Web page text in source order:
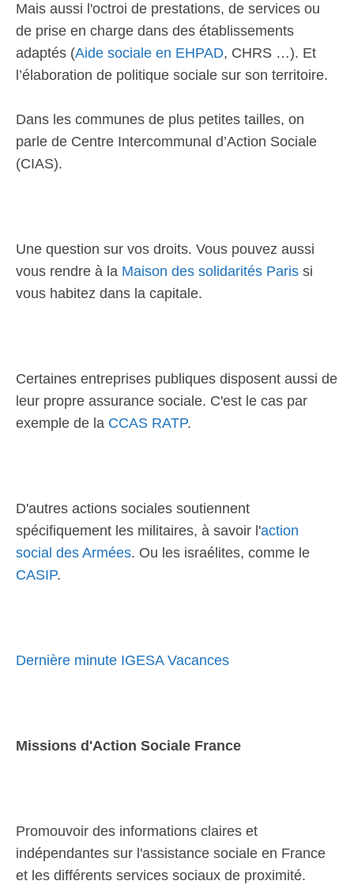
Mais aussi l'octroi de prestations, de services ou
de prise en charge dans des établissements
adaptés (Aide sociale en EHPAD, CHRS …). Et
l’élaboration de politique sociale sur son territoire.
Dans les communes de plus petites tailles, on
parle de Centre Intercommunal d’Action Sociale
(CIAS).
Une question sur vos droits. Vous pouvez aussi
vous rendre à la Maison des solidarités Paris si
vous habitez dans la capitale.
Certaines entreprises publiques disposent aussi de
leur propre assurance sociale. C'est le cas par
exemple de la CCAS RATP.
D'autres actions sociales soutiennent
spécifiquement les militaires, à savoir l'action
social des Armées. Ou les israélites, comme le
CASIP.
Dernière minute IGESA Vacances
Missions d'Action Sociale France
Promouvoir des informations claires et
indépendantes sur l'assistance sociale en France
et les différents services sociaux de proximité.